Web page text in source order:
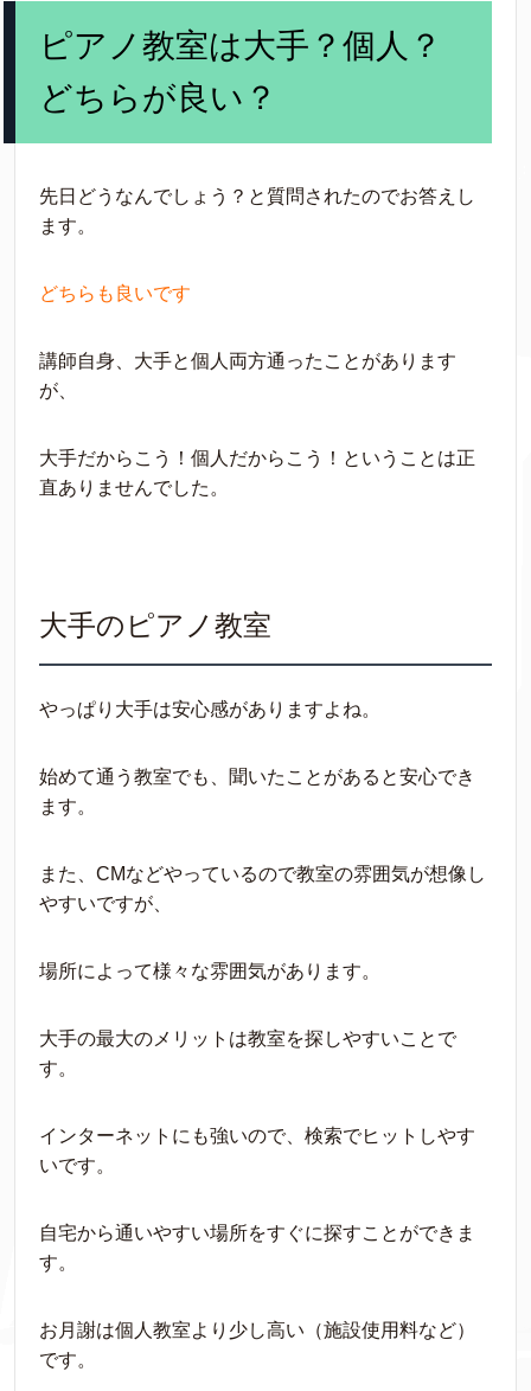
ピアノ教室は大手？個人？
どちらが良い？
先日どうなんでしょう？と質問されたのでお答えし
ます。
どちらも良いです
講師自身、大手と個人両方通ったことがあります
が、
大手だからこう！個人だからこう！ということは正
直ありませんでした。
大手のピアノ教室
やっぱり大手は安心感がありますよね。
始めて通う教室でも、聞いたことがあると安心でき
ます。
また、CMなどやっているので教室の雰囲気が想像し
やすいですが、
場所によって様々な雰囲気があります。
大手の最大のメリットは教室を探しやすいことで
す。
インターネットにも強いので、検索でヒットしやす
いです。
自宅から通いやすい場所をすぐに探すことができま
す。
お月謝は個人教室より少し高い（施設使用料など）
です。